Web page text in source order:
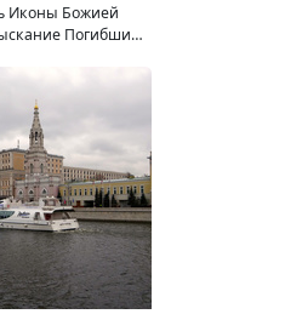
Иконы Божией
Погибших,